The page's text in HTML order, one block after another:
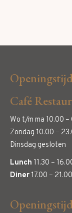
Café
Wo t/m ma 10.00
Zondag 10.00 –
Dinsdag gesloten
Lunch 11.30 –
Diner 17.00 –